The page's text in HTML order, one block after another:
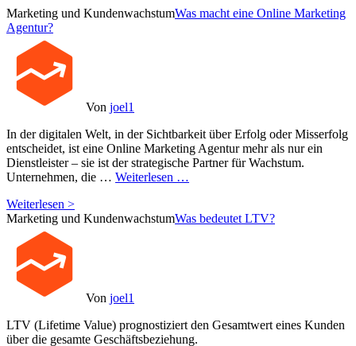
Marketing und KundenwachstumWas macht eine Online Marketing
Agentur?
Von joel1
In der digitalen Welt, in der Sichtbarkeit über Erfolg oder Misserfolg
entscheidet, ist eine Online Marketing Agentur mehr als nur ein
Dienstleister – sie ist der strategische Partner für Wachstum.
Unternehmen, die … Weiterlesen …
Weiterlesen >
Marketing und KundenwachstumWas bedeutet LTV?
Von joel1
LTV (Lifetime Value) prognostiziert den Gesamtwert eines Kunden
über die gesamte Geschäftsbeziehung.